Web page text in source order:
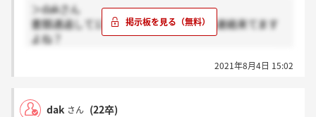
＞dakさん
書類通過して1次面接進んでる方はもう連絡来てます
よね？
2021年8月4日 15:02
dak さん (22卒)